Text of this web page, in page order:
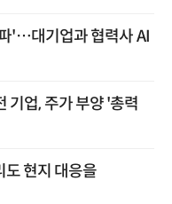
'…대기업과 협력사 AI
기업, 주가 부양 '총력
도 현지 대응을